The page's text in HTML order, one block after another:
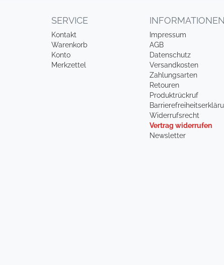
SERVICE
Kontakt
Warenkorb
Konto
Merkzettel
INFORMATIONEN
Impressum
AGB
Datenschutz
Versandkosten
Zahlungsarten
Retouren
Produktrückruf
Widerrufsrecht
Vertrag widerrufen
Newsletter